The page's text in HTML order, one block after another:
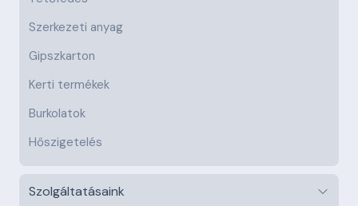
Szerkezeti anyag
Gipszkarton
Kerti termékek
Burkolatok
Hőszigetelés
Szolgáltatásaink